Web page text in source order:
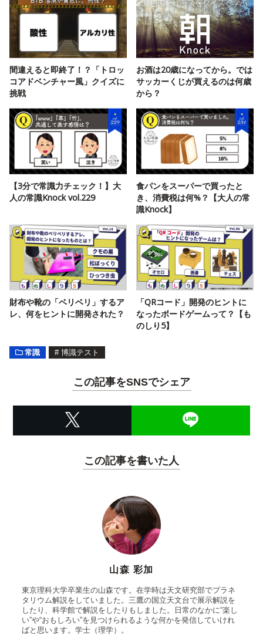
間違えると即終了！？「トロッ
コアドベンチャー風」クイズに
挑戦
お酒は20歳になってから。では
サッカーくじが買えるのは何歳
から？
【3分で常識力チェック！】大
人の常識Knock vol.229
食パンをスーパーで買ったと
き、消費税は何%？【大人の常
識Knock】
財布や靴の「ベリベリ」するア
レ、何をヒントに開発された？
「QRコード」開発のヒントに
なったボードゲームって？【も
のしり5】
常識 # 博識テスト
この記事をSNSでシェア
この記事を書いた人
山森 彩加
東京理科大学卒業生の山森です。在学時は天文研究部でプラネ
タリウム解説をしていました。三鷹の国立天文台で展示解説を
したり、科学館で解説をしたりもしました。日常のなかに“楽し
い”や“おもしろい”を見つけられるような何かを発信していけれ
ばと思います。学士（理学）。